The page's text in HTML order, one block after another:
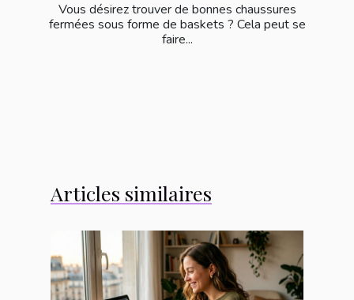
Vous désirez trouver de bonnes chaussures
fermées sous forme de baskets ? Cela peut se
faire...
Articles similaires